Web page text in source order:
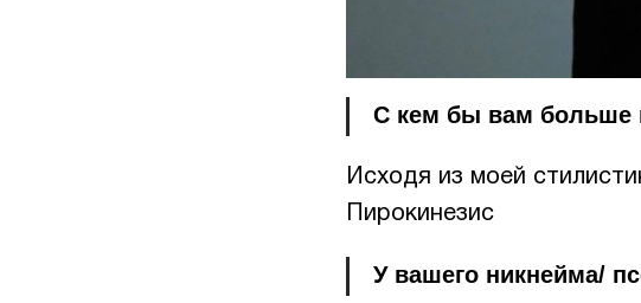
С кем бы вам больше
Исходя из моей
Пирокинезис
У вашего никнейма/